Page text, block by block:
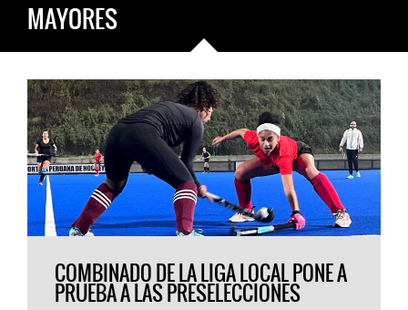
MAYORES
COMBINADO DE LA LIGA LOCAL PONE A
PRUEBA A LAS PRESELECCIONES